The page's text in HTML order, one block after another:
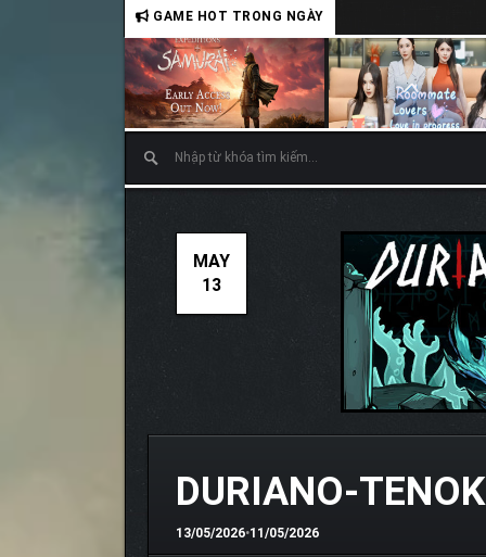
GAME HOT TRONG NGÀY
MAY
13
DURIANO-
13/05/2026•11/05/2026